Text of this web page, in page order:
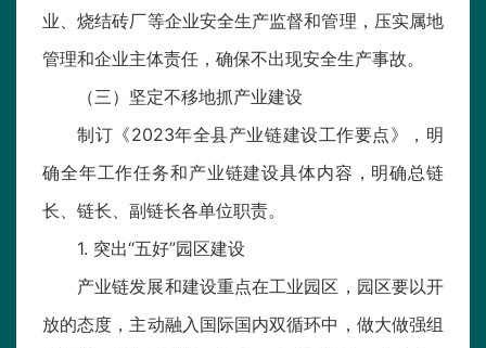
业、烧结砖厂等企业安全生产监督和管理，压实属地
管理和企业主体责任，确保不出现安全生产事故。
（三）坚定不移地抓产业建设
制订《2023年全县产业链建设工作要点》，明
确全年工作任务和产业链建设具体内容，明确总链
长、链长、副链长各单位职责。
1. 突出“五好”园区建设
产业链发展和建设重点在工业园区，园区要以开
放的态度，主动融入国际国内双循环中，做大做强组